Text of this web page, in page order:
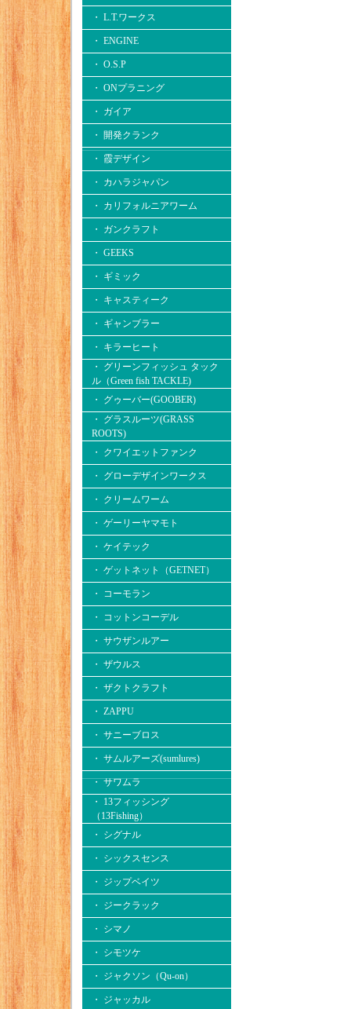
・ L.T.ワークス
・ ENGINE
・ O.S.P
・ ONプラニング
・ ガイア
・ 開発クランク
・ 霞デザイン
・ カハラジャパン
・ カリフォルニアワーム
・ ガンクラフト
・ GEEKS
・ ギミック
・ キャスティーク
・ ギャンブラー
・ キラーヒート
・ グリーンフィッシュ タック
ル（Green fish TACKLE)
・ グゥーバー(GOOBER)
・ グラスルーツ(GRASS
ROOTS)
・ クワイエットファンク
・ グローデザインワークス
・ クリームワーム
・ ゲーリーヤマモト
・ ケイテック
・ ゲットネット（GETNET）
・ コーモラン
・ コットンコーデル
・ サウザンルアー
・ ザウルス
・ ザクトクラフト
・ ZAPPU
・ サニーブロス
・ サムルアーズ(sumlures)
・ サワムラ
・ 13フィッシング
（13Fishing）
・ シグナル
・ シックスセンス
・ ジップベイツ
・ ジークラック
・ シマノ
・ シモツケ
・ ジャクソン（Qu-on）
・ ジャッカル